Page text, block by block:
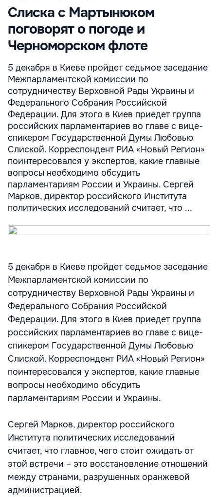
Слиска с Мартынюком
поговорят о погоде и
Черноморском флоте
5 декабря в Киеве пройдет седьмое заседание
Межпарламентской комиссии по
сотрудничеству Верховной Рады Украины и
Федерального Собрания Российской
Федерации. Для этого в Киев приедет группа
российских парламентариев во главе с вице-
спикером Государственной Думы Любовью
Слиской. Корреспондент РИА «Новый Регион»
поинтересовался у экспертов, какие главные
вопросы необходимо обсудить
парламентариям России и Украины. Сергей
Марков, директор российского Института
политических исследований считает, что ...
5 декабря в Киеве пройдет седьмое заседание
Межпарламентской комиссии по
сотрудничеству Верховной Рады Украины и
Федерального Собрания Российской
Федерации. Для этого в Киев приедет группа
российских парламентариев во главе с вице-
спикером Государственной Думы Любовью
Слиской. Корреспондент РИА «Новый Регион»
поинтересовался у экспертов, какие главные
вопросы необходимо обсудить
парламентариям России и Украины.
Сергей Марков, директор российского
Института политических исследований
считает, что главное, чего стоит ожидать от
этой встречи – это восстановление отношений
между странами, разрушенных оранжевой
администрацией.